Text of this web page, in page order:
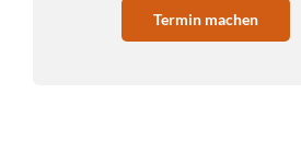
Termin machen